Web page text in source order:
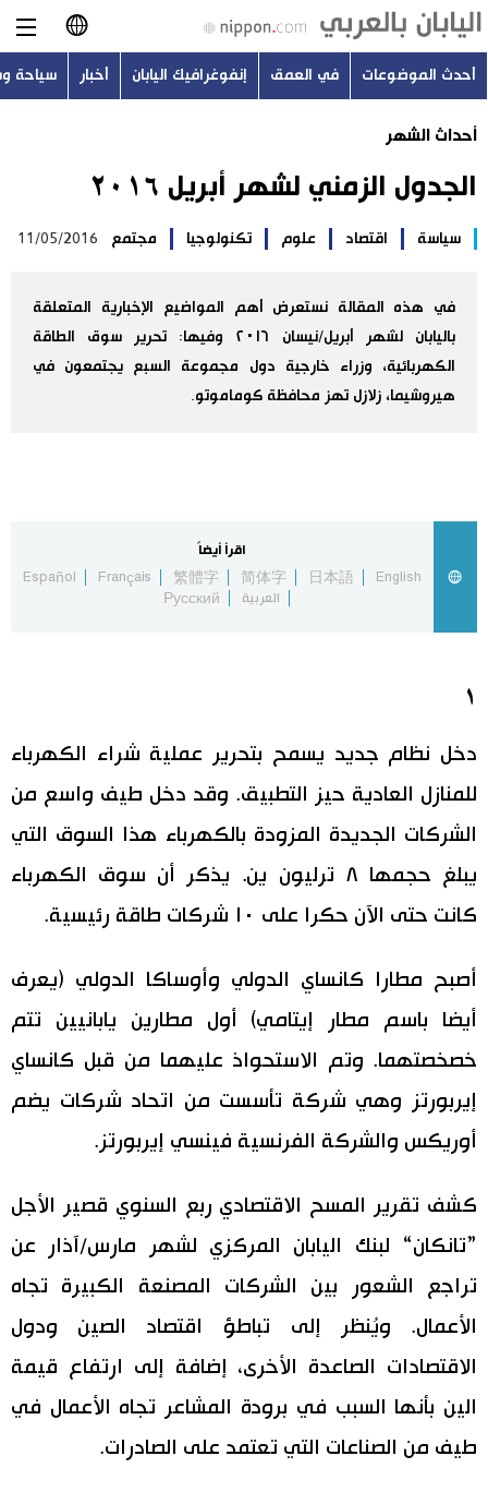
日本語
简体字
繁體字
Français
Español
إنفوغرافيك اليابان
أخبار
اليابان في فيديو
مانغا وأنيمي
الأقسام
أشخاص
اقتصاد
ثقافة
لايف ستايل
إعلان
اللغة اليابانية
المطبخ الياباني
تواصل معنا
أحدث الموضوعات في العمق إنفوغرافيك اليابان أخبار سياحة
أحداث الشهر
الجدول الزمني لشهر أبريل ٢٠١٦
سياسة اقتصاد علوم تكنولوجيا مجتمع 11/05/2016
في هذه المقالة نستعرض أهم المواضيع الإخبارية المتعلقة
باليابان لشهر أبريل/نيسان ٢٠١٦ وفيها: تحرير سوق الطاقة
الكهربائية، وزراء خارجية دول مجموعة السبع يجتمعون في
هيروشيما، زلازل تهز محافظة كوماموتو.
اقرأ أيضاً
English
日本語
简体字
繁體字
Français
Español
العربية
Русский
١
دخل نظام جديد يسمح بتحرير عملية شراء الكهرباء
للمنازل العادية حيز التطبيق. وقد دخل طيف واسع من
الشركات الجديدة المزودة بالكهرباء هذا السوق التي
يبلغ حجمها ٨ ترليون ين. يذكر أن سوق الكهرباء
كانت حتى الآن حكرا على ١٠ شركات طاقة رئيسية.
أصبح مطارا كانساي الدولي وأوساكا الدولي (يعرف
أيضا باسم مطار إيتامي) أول مطارين يابانيين تتم
خصخصتهما. وتم الاستحواذ عليهما من قبل كانساي
إيربورتز وهي شركة تأسست من اتحاد شركات يضم
أوريكس والشركة الفرنسية فينسي إيربورتز.
كشف تقرير المسح الاقتصادي ربع السنوي قصير الأجل
”تانكان“ لبنك اليابان المركزي لشهر مارس/آذار عن
تراجع الشعور بين الشركات المصنعة الكبيرة تجاه
الأعمال. ويُنظر إلى تباطؤ اقتصاد الصين ودول
الاقتصادات الصاعدة الأخرى، إضافة إلى ارتفاع قيمة
الين بأنها السبب في برودة المشاعر تجاه الأعمال في
طيف من الصناعات التي تعتمد على الصادرات.